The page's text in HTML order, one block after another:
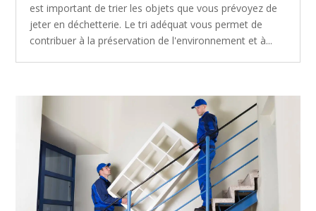
est important de trier les objets que vous prévoyez de
jeter en déchetterie. Le tri adéquat vous permet de
contribuer à la préservation de l'environnement et à...